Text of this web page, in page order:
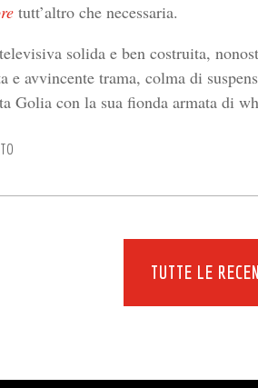
tutt’altro che necessaria.
solida e ben costruita,
e avvincente trama, colma di
Golia con la sua fionda armata di
TUTTE LE